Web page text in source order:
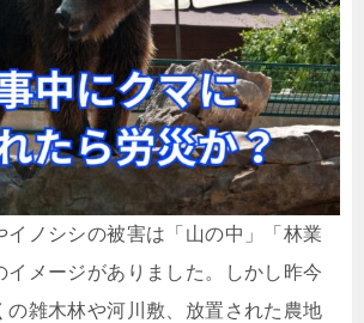
イノシシの被害は「山の中」「林業
イメージがありました。しかし昨今
の雑木林や河川敷、放置された農地